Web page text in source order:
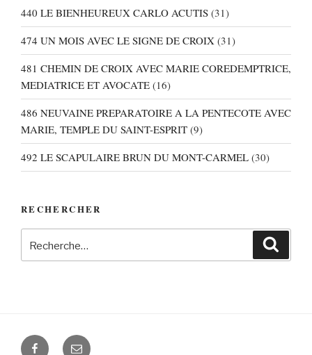
440 LE BIENHEUREUX CARLO ACUTIS (31)
474 UN MOIS AVEC LE SIGNE DE CROIX (31)
481 CHEMIN DE CROIX AVEC MARIE COREDEMPTRICE,
MEDIATRICE ET AVOCATE (16)
486 NEUVAINE PREPARATOIRE A LA PENTECOTE AVEC
MARIE, TEMPLE DU SAINT-ESPRIT (9)
492 LE SCAPULAIRE BRUN DU MONT-CARMEL (30)
RECHERCHER
pour
FacebookE-